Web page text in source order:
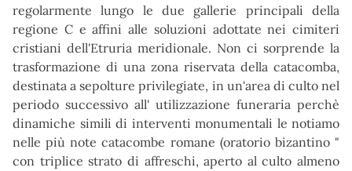
regolarmente lungo le due gallerie principali della
regione C e affini alle soluzioni adottate nei cimiteri
cristiani dell'Etruria meridionale. Non ci sorprende la
trasformazione di una zona riservata della catacomba,
destinata a sepolture privilegiate, in un'area di culto nel
periodo successivo all' utilizzazione funeraria perchè
dinamiche simili di interventi monumentali le notiamo
nelle più note catacombe romane (oratorio bizantino "
con triplice strato di affreschi, aperto al culto almeno